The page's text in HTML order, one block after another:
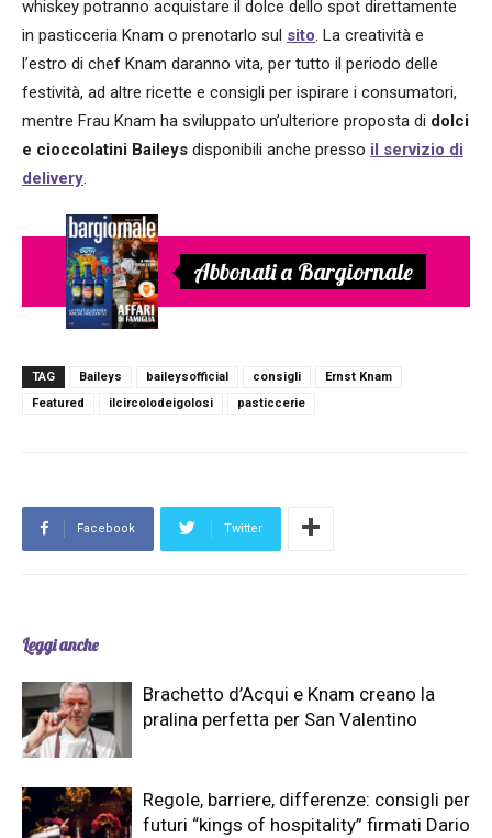
whiskey potranno acquistare il dolce dello spot direttamente
in pasticceria Knam o prenotarlo sul sito. La creatività e
l’estro di chef Knam daranno vita, per tutto il periodo delle
festività, ad altre ricette e consigli per ispirare i consumatori,
mentre Frau Knam ha sviluppato un’ulteriore proposta di dolci
e cioccolatini Baileys disponibili anche presso il servizio di
delivery.
Abbonati a Bargiornale
TAG Baileys baileysofficial consigli
Ernst Knam
Featured
ilcircolodeigolosi pasticcerie
Facebook Twitter
Leggi anche
Brachetto d’Acqui e Knam creano la
pralina perfetta per San Valentino
Regole, barriere, differenze: consigli per
futuri “kings of hospitality” firmati Dario